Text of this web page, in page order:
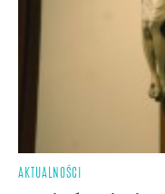
AKTUALNOŚCI